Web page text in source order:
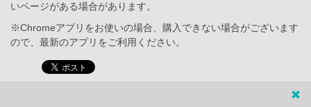
いページがある場合があります。
※Chromeアプリをお使いの場合、購入できない場合がございます
ので、最新のアプリをご利用ください。